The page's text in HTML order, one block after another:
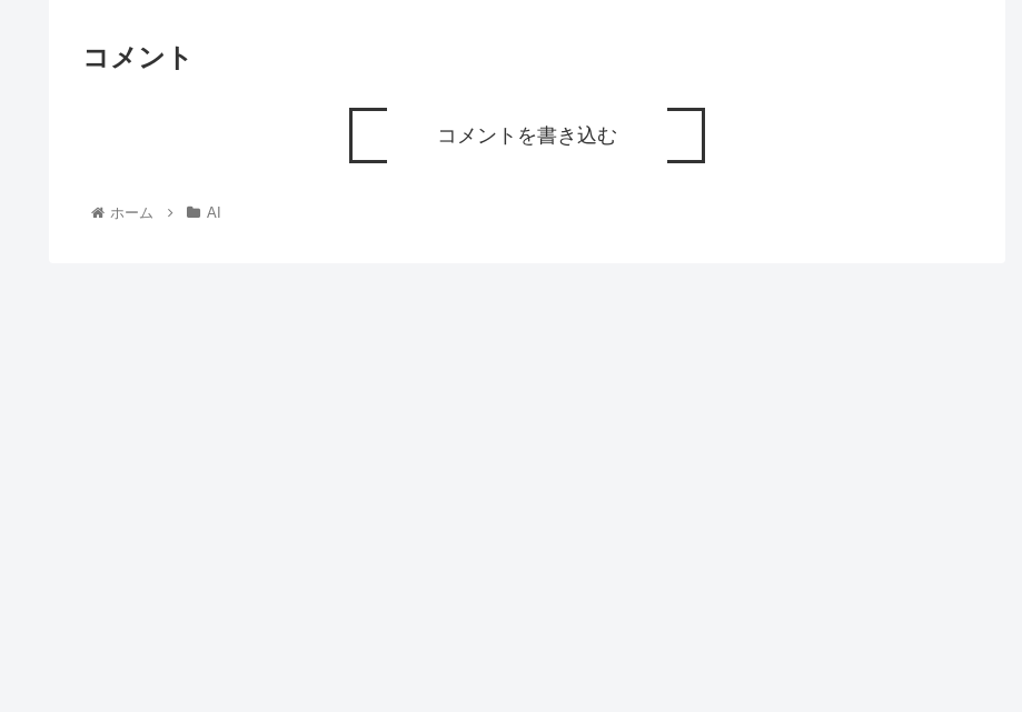
コメント
コメントを書き込む
ホーム AI